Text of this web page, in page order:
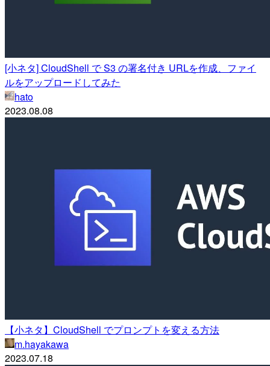
[小ネタ] CloudShell で S3 の署名付き URLを作成、ファイ
ルをアップロードしてみた
hato
2023.08.08
【小ネタ】CloudShell でプロンプトを変える方法
m.hayakawa
2023.07.18